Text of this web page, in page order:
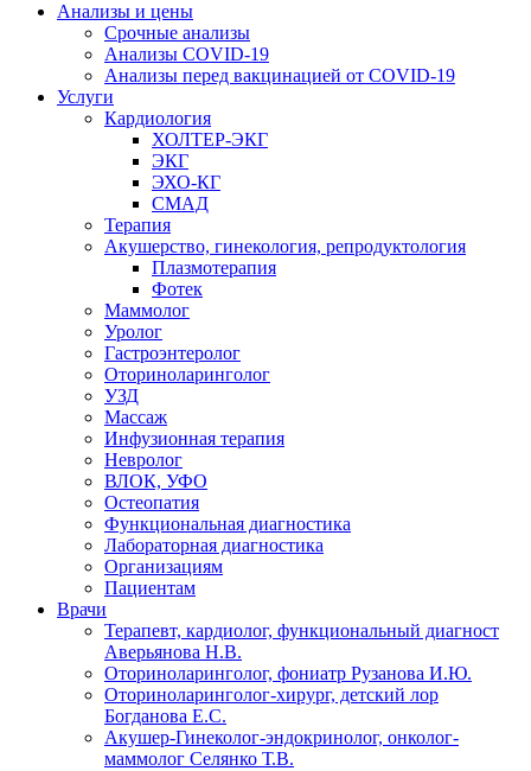
Анализы и цены
Срочные анализы
Анализы COVID-19
Анализы перед вакцинацией от COVID-19
Услуги
Кардиология
ХОЛТЕР-ЭКГ
ЭКГ
ЭХО-КГ
СМАД
Терапия
Акушерство, гинекология, репродуктология
Плазмотерапия
Фотек
Маммолог
Уролог
Гастроэнтеролог
Оториноларинголог
УЗД
Массаж
Инфузионная терапия
Невролог
ВЛОК, УФО
Остеопатия
Функциональная диагностика
Лабораторная диагностика
Организациям
Пациентам
Врачи
Терапевт, кардиолог, функциональный диагност
Аверьянова Н.В.
Оториноларинголог, фониатр Рузанова И.Ю.
Оториноларинголог-хирург, детский лор
Богданова Е.С.
Акушер-Гинеколог-эндокринолог, онколог-
маммолог Селянко Т.В.